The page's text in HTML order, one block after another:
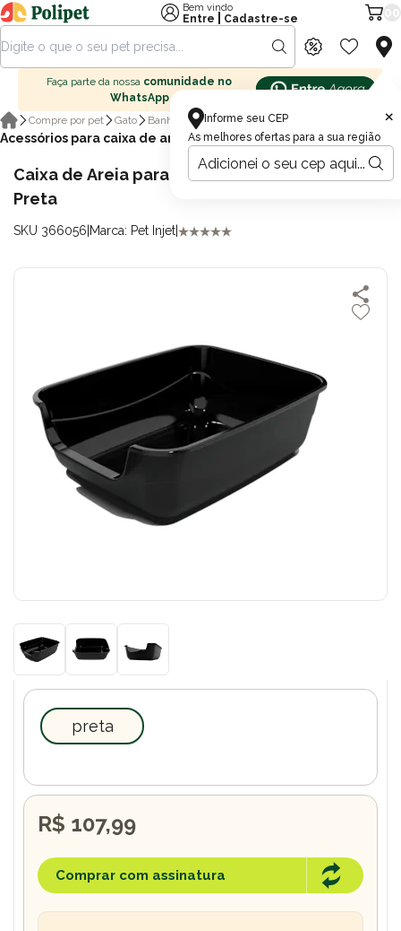
Informe seu CEP
As melhores ofertas para a sua região
×
Bem vindo
Entre
Cadastre-se
Faça parte da nossa comunidade no
WhatsApp
Compre por pet
Gato Banheiro para gatos
Acessórios para caixa de areia para gatos
Caixa de Areia para Gatos Jumbox Pet Injet
Preta
SKU 366056 Marca: Pet Injet
preta
R$ 107,99
Comprar com assinatura